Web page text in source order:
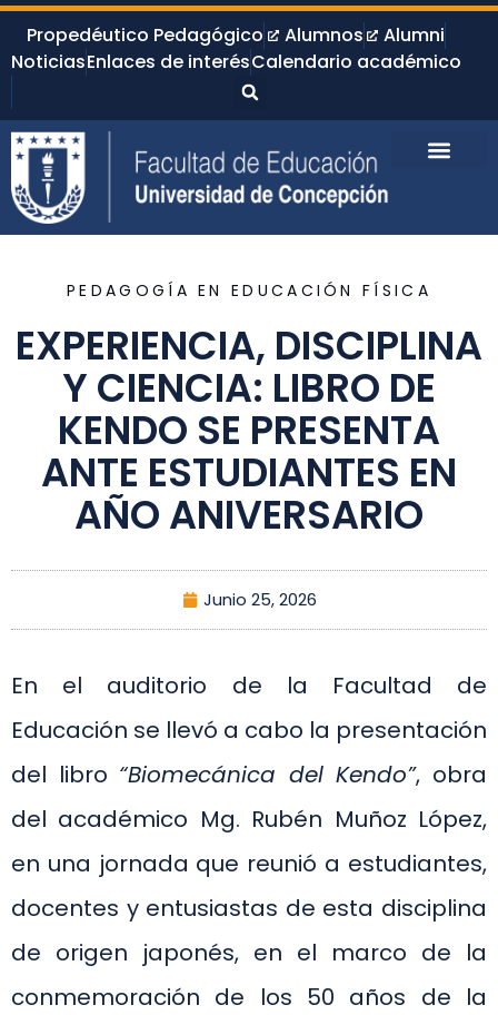
Propedéutico Pedagógico Alumnos
Alumni
NoticiasEnlaces de interésCalendario académico
PEDAGOGÍA EN EDUCACIÓN FÍSICA
EXPERIENCIA, DISCIPLINA
Y CIENCIA: LIBRO DE
KENDO SE PRESENTA
ANTE ESTUDIANTES EN
AÑO ANIVERSARIO
Junio 25, 2026
En el auditorio de la Facultad de
Educación se llevó a cabo la presentación
del libro “Biomecánica del Kendo”, obra
del académico Mg. Rubén Muñoz López,
en una jornada que reunió a estudiantes,
docentes y entusiastas de esta disciplina
de origen japonés, en el marco de la
conmemoración de los 50 años de la